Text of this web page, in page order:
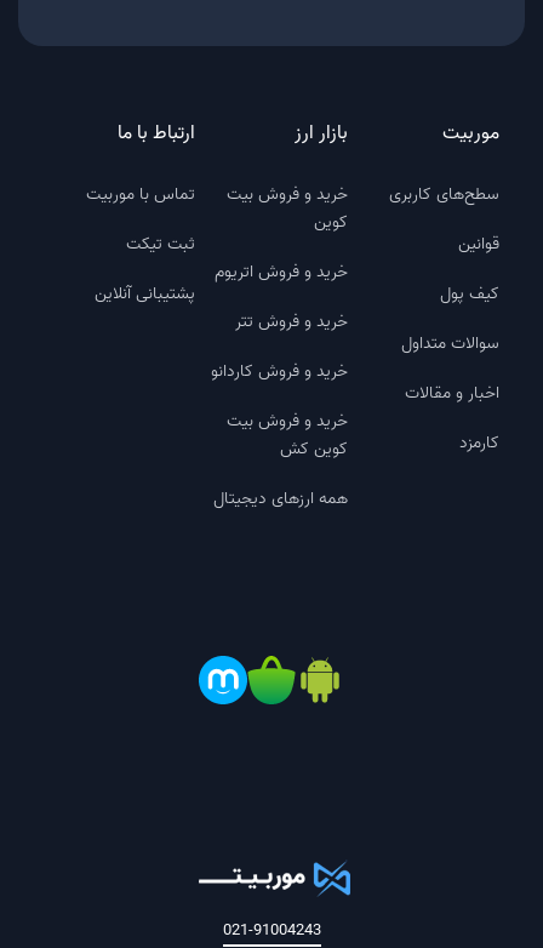
موربیت
سطح‌های کاربری
قوانین
کیف پول
سوالات متداول
اخبار و مقالات
کارمزد
بازار ارز
خرید و فروش بیت
کوین
خرید و فروش اتریوم
خرید و فروش تتر
خرید و فروش کاردانو
خرید و فروش بیت
کوین کش
همه ارزهای دیجیتال
ارتباط با ما
تماس با موربیت
ثبت تیکت
پشتیبانی آنلاین
021-91004243